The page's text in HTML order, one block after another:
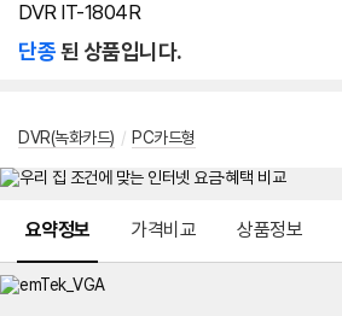
DVR IT-1804R
단종된 상품입니다.
DVR(녹화카드) / PC카드형
요약정보 가격비교 상품정보